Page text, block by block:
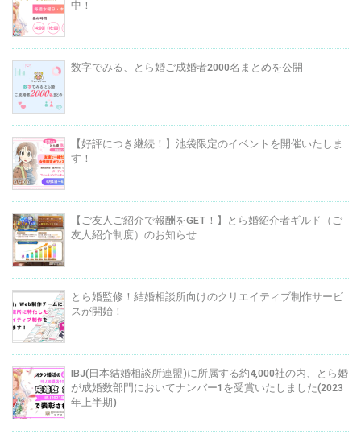
中！
数字でみる、とら婚ご成婚者2000名まとめを公開
【好評につき継続！】池袋限定のイベントを開催いたしま
す！
【ご友人ご紹介で報酬をGET！】とら婚紹介者ギルド（ご
友人紹介制度）のお知らせ
とら婚監修！結婚相談所向けのクリエイティブ制作サービ
スが開始！
IBJ(日本結婚相談所連盟)に所属する約4,000社の内、とら婚
が成婚数部門においてナンバー1を受賞いたしました(2023
年上半期)